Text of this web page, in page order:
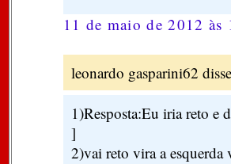
11 de maio de 2012 às
leonardo gasparini62
1)Resposta:Eu iria reto e
]
2)vai reto vira a esquerda